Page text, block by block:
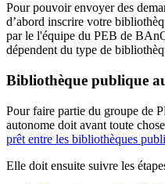
Pour pouvoir envoyer des
d’abord inscrire votre
par le l'équipe du PEB de
dépendent du type de
Bibliothèque publique
Pour faire partie du groupe de
autonome doit avant toute
prêt entre les bibliothèques
Elle doit ensuite suivre les